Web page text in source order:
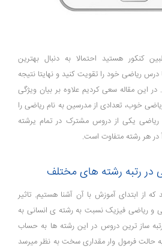
کنکور هستید احتمالا به دنبال بهترین
درس ریاضی خود را تقویت کنید و نهایتا نتیجه
این مقاله سعی کردیم علاوه بر بیان ویژگی
خوب، تعدادی از مدرسین به نام ریاضی را
یکی از دروس مشترک در تمام یرشته
در هر رشته متفاوت است.
در رتبه رشته های مختلف
از ابتدای آموزش با آن آشنا هستیم. تاثیر
و ریاضی فیزیک نسبت به رشته ی انسانی به
ساز ترین دروس در این رشته ها به حساب
حالت فرمول وار مقداری سخت به نظر میرسد